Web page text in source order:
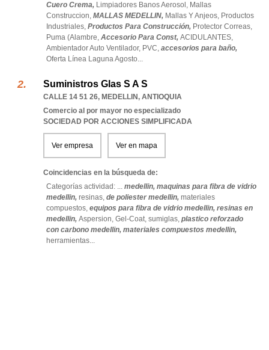
Cuero Crema, Limpiadores Banos Aerosol, Mallas
Construccion, MALLAS MEDELLIN, Mallas Y Anjeos, Productos
Industriales, Productos Para Construcción, Protector Correas,
Puma (Alambre, Accesorio Para Const, ACIDULANTES,
Ambientador Auto Ventilador, PVC, accesorios para baño,
Oferta Línea Laguna Agosto...
Suministros Glas S A S
CALLE 14 51 26, MEDELLIN, ANTIOQUIA
Comercio al por mayor no especializado
SOCIEDAD POR ACCIONES SIMPLIFICADA
Ver empresa Ver en mapa
Coincidencias en la búsqueda de:
Categorías actividad: ... medellin, maquinas para fibra de vidrio
medellin, resinas, de poliester medellin, materiales
compuestos, equipos para fibra de vidrio medellin, resinas en
medellin, Aspersion, Gel-Coat, sumiglas, plastico reforzado
con carbono medellin, materiales compuestos medellin,
herramientas...